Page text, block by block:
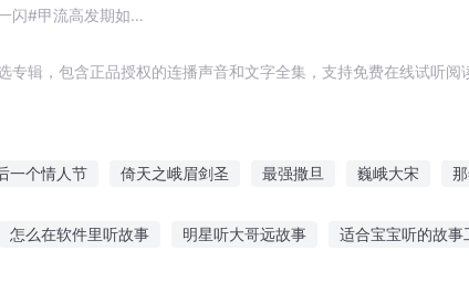
闪#甲流高发期如何
辑，包含正品授权的连播声音和文字全集，支持免费在线试听阅
一个情人节 倚天之峨眉剑圣 最强撒旦 巍峨大宋
怎么在软件里听故事 明星听大哥远故事 适合宝宝听的故事